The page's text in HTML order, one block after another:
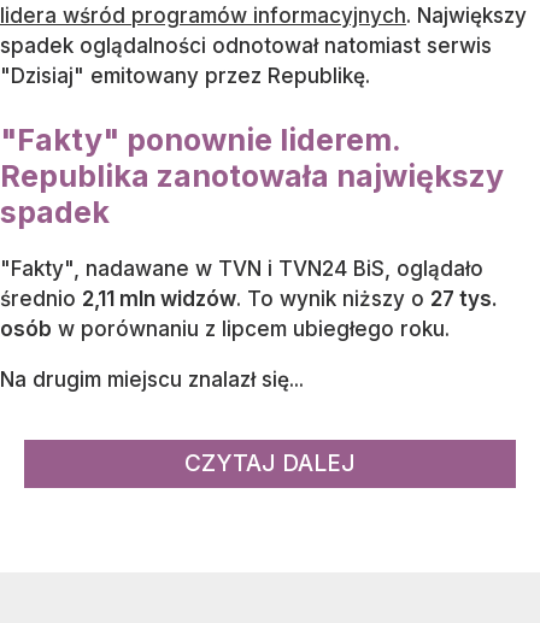
lidera wśród programów informacyjnych. Największy
spadek oglądalności odnotował natomiast serwis
"Dzisiaj" emitowany przez Republikę.
"Fakty" ponownie liderem.
Republika zanotowała największy
spadek
"Fakty", nadawane w TVN i TVN24 BiS, oglądało
średnio 2,11 mln widzów. To wynik niższy o 27 tys.
osób w porównaniu z lipcem ubiegłego roku.
Na drugim miejscu znalazł się...
CZYTAJ DALEJ